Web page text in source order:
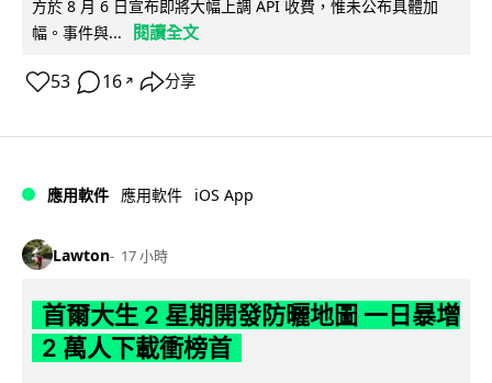
方於 8 月 6 日宣布即將大幅上調 API 收費，惟未公布具體加
幅。事件與...
閱讀全文
53 16 ↗ 分享
應用軟件 應用軟件 iOS App
Lawton 17 小時
首爾大生 2 星期開發防曬地圖 一日暴增
2 萬人下載衝榜首